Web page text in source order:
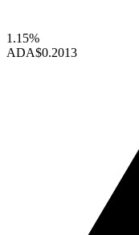
1.15%
ADA$0.2013